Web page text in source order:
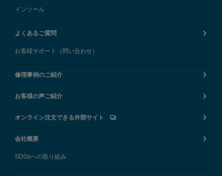
インソール
よくあるご質問
お客様サポート（問い合わせ）
修理事例のご紹介
お客様の声ご紹介
オンライン注文できる外部サイト
会社概要
SDGsへの取り組み